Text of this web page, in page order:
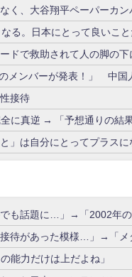
く、大谷翔平ペーパーカ
る。日本にとって良いこと
ドで救助されて人の脚の下
メンバーが発表！」 中国
接待
に真逆 → 「予想通りの結
は自分にとってプラスに
も話題に…」→「2002年
待があった模様…」→「
能力だけは上だよね」